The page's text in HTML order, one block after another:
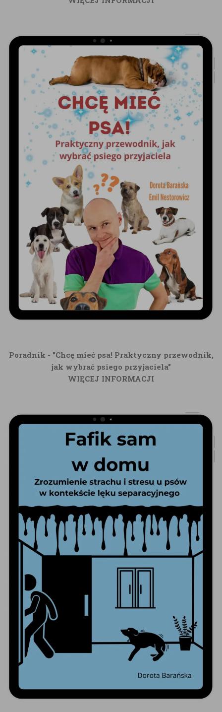
Poradnik - "Chcę mieć psa! Praktyczny przewodnik,
jak wybrać psiego przyjaciela"
WIĘCEJ INFORMACJI